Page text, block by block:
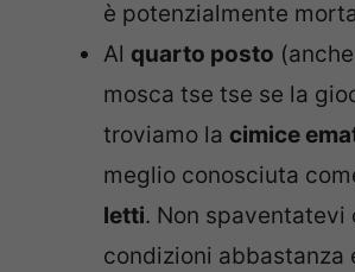
è potenzialmente
Al quarto posto
mosca tse tse se la
troviamo la cimice
meglio conosciuta
letti. Non spaventatevi
condizioni abbastanza